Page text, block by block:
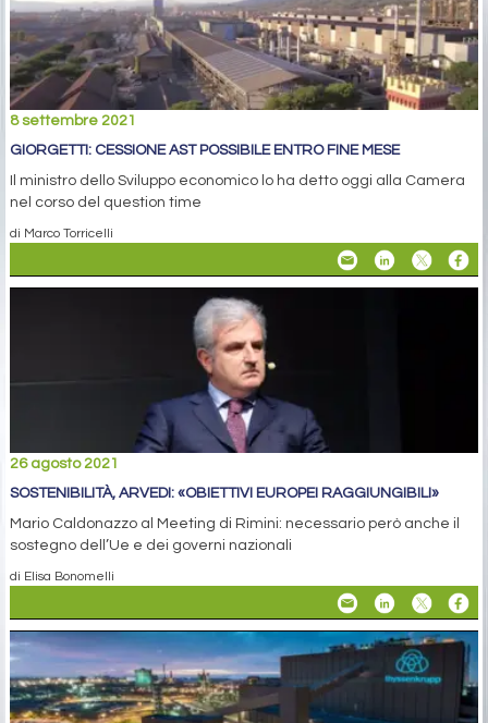
8 settembre 2021
GIORGETTI: CESSIONE AST POSSIBILE ENTRO FINE MESE
Il ministro dello Sviluppo economico lo ha detto oggi alla Camera
nel corso del question time
di Marco Torricelli
26 agosto 2021
SOSTENIBILITÀ, ARVEDI: «OBIETTIVI EUROPEI RAGGIUNGIBILI»
Mario Caldonazzo al Meeting di Rimini: necessario però anche il
sostegno dell’Ue e dei governi nazionali
di Elisa Bonomelli